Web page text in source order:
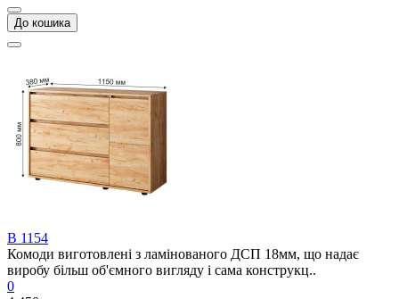
До кошика
В 1154
Комоди виготовлені з ламінованого ДСП 18мм, що надає
виробу більш об'ємного вигляду і сама конструкц..
0